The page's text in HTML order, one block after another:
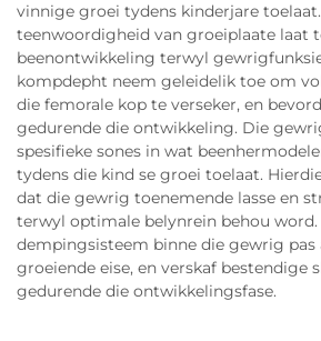
vinnige groei tydens kinderjare
teenwoordigheid van groeiplaate laat
beenontwikkeling terwyl
kompdepht neem geleidelik toe om
die femorale kop te verseker, en
gedurende die ontwikkeling. Die
spesifieke sones in wat
tydens die kind se groei toelaat.
dat die gewrig toenemende lasse en
terwyl optimale belynrein behou
dempingsisteem binne die gewrig pas
groeiende eise, en verskaf bestendige
gedurende die ontwikkelingsfase.